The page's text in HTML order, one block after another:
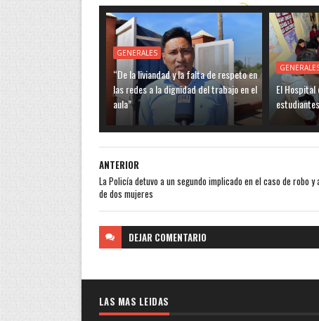
GENERALES
“De la liviandad y la falta de respeto en
las redes a la dignidad del trabajo en el
aula”
El Hospital
ANTERIOR
La Policía detuvo a un segundo implicado en el caso de robo y
de dos mujeres
DEJAR COMENTARIO
LAS MAS LEIDAS